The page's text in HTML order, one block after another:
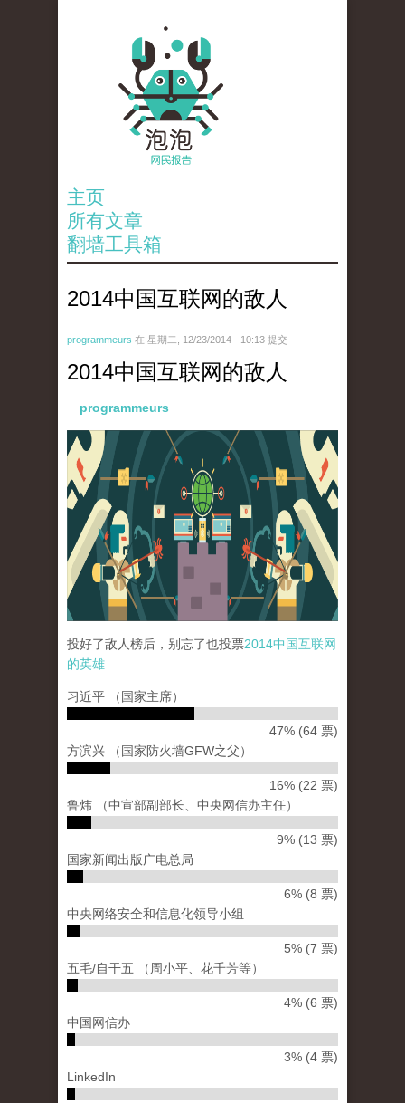
主页
所有文章
翻墙工具箱
2014中国互联网的敌人
programmeurs 在 星期二, 12/23/2014 - 10:13 提交
2014中国互联网的敌人
programmeurs
paopao_internet_72dpi_22dec2014-02.png
投好了敌人榜后，别忘了也投票2014中国互联网
的英雄
习近平 （国家主席）
47% (64 票)
方滨兴 （国家防火墙GFW之父）
16% (22 票)
鲁炜 （中宣部副部长、中央网信办主任）
9% (13 票)
国家新闻出版广电总局
6% (8 票)
中央网络安全和信息化领导小组
5% (7 票)
五毛/自干五 （周小平、花千芳等）
4% (6 票)
中国网信办
3% (4 票)
LinkedIn